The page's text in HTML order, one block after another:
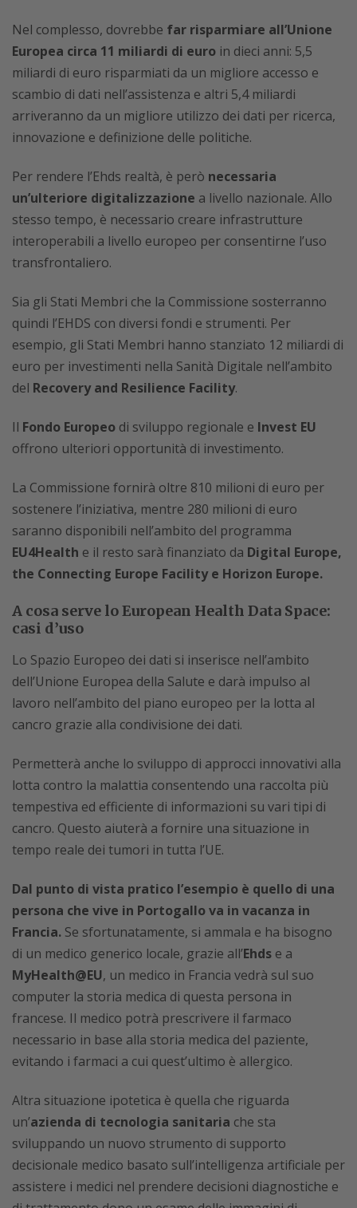
Nel complesso, dovrebbe far risparmiare all’Unione
Europea circa 11 miliardi di euro in dieci anni: 5,5
miliardi di euro risparmiati da un migliore accesso e
scambio di dati nell’assistenza e altri 5,4 miliardi
arriveranno da un migliore utilizzo dei dati per ricerca,
innovazione e definizione delle politiche.
Per rendere l’Ehds realtà, è però necessaria
un’ulteriore digitalizzazione a livello nazionale. Allo
stesso tempo, è necessario creare infrastrutture
interoperabili a livello europeo per consentirne l’uso
transfrontaliero.
Sia gli Stati Membri che la Commissione sosterranno
quindi l’EHDS con diversi fondi e strumenti. Per
esempio, gli Stati Membri hanno stanziato 12 miliardi di
euro per investimenti nella Sanità Digitale nell’ambito
del Recovery and Resilience Facility.
Il Fondo Europeo di sviluppo regionale e Invest EU
offrono ulteriori opportunità di investimento.
La Commissione fornirà oltre 810 milioni di euro per
sostenere l’iniziativa, mentre 280 milioni di euro
saranno disponibili nell’ambito del programma
EU4Health e il resto sarà finanziato da Digital Europe,
the Connecting Europe Facility e Horizon Europe.
A cosa serve lo European Health Data Space:
casi d’uso
Lo Spazio Europeo dei dati si inserisce nell’ambito
dell’Unione Europea della Salute e darà impulso al
lavoro nell’ambito del piano europeo per la lotta al
cancro grazie alla condivisione dei dati.
Permetterà anche lo sviluppo di approcci innovativi alla
lotta contro la malattia consentendo una raccolta più
tempestiva ed efficiente di informazioni su vari tipi di
cancro. Questo aiuterà a fornire una situazione in
tempo reale dei tumori in tutta l’UE.
Dal punto di vista pratico l’esempio è quello di una
persona che vive in Portogallo va in vacanza in
Francia. Se sfortunatamente, si ammala e ha bisogno
di un medico generico locale, grazie all’Ehds e a
MyHealth@EU, un medico in Francia vedrà sul suo
computer la storia medica di questa persona in
francese. Il medico potrà prescrivere il farmaco
necessario in base alla storia medica del paziente,
evitando i farmaci a cui quest’ultimo è allergico.
Altra situazione ipotetica è quella che riguarda
un’azienda di tecnologia sanitaria che sta
sviluppando un nuovo strumento di supporto
decisionale medico basato sull’intelligenza artificiale per
assistere i medici nel prendere decisioni diagnostiche e